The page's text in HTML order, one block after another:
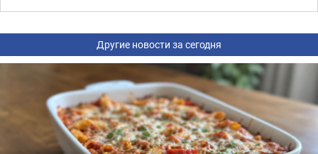
Другие новости за сегодня